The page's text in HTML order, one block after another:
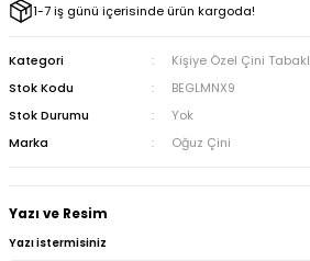
1-7 iş günü içerisinde ürün kargoda!
Kategori
Kişiye Özel Çini
Stok Kodu
BEGLMNX9
Stok Durumu
Yok
Marka
Oğuz Çini
Yazı ve Resim
Yazı istermisiniz